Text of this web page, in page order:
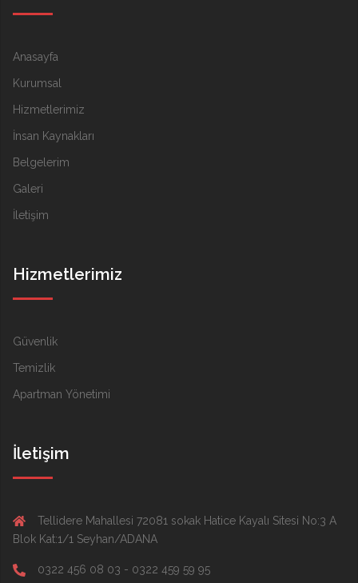
Anasayfa
Kurumsal
Hizmetlerimiz
İnsan Kaynakları
Belgelerim
Galeri
İletişim
Hizmetlerimiz
Güvenlik
Temizlik
Apartman Yönetimi
İletişim
Tellidere Mahallesi 72081 sokak Hatice Kayalı Sitesi No:3 A
Blok Kat:1/1 Seyhan/ADANA
0322 456 08 03 - 0322 459 59 95